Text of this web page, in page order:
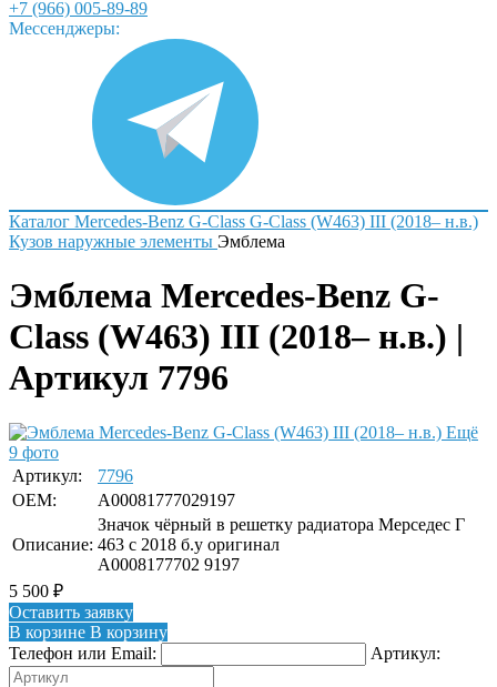
+7 (966) 005-89-89
Мессенджеры:
Каталог Mercedes-Benz G-Class G-Class (W463) III (2018– н.в.)
Кузов наружные элементы Эмблема
Эмблема Mercedes-Benz G-
Class (W463) III (2018– н.в.) |
Артикул 7796
Ещё
9 фото
Артикул:
7796
OEM:
A00081777029197
Описание:
Значок чёрный в решетку радиатора Мерседес Г
463 с 2018 б.у оригинал
A0008177702 9197
5 500 ₽
Оставить заявку
В корзине В корзину
Телефон или Email:
Артикул: